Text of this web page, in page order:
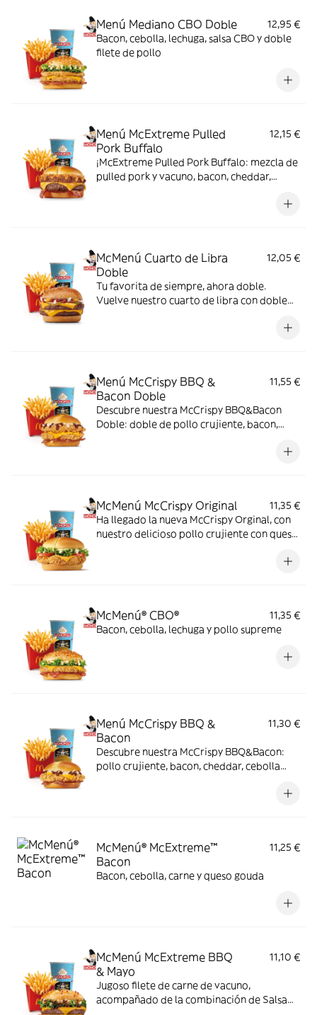
Menú Mediano CBO Doble
12,95 €
Bacon, cebolla, lechuga, salsa CBO y doble
filete de pollo
Menú McExtreme Pulled
Pork Buffalo
12,15 €
¡McExtreme Pulled Pork Buffalo: mezcla de
pulled pork y vacuno, bacon, cheddar,
McMenú Cuarto de Libra
Doble
12,05 €
Tu favorita de siempre, ahora doble.
Vuelve nuestro cuarto de libra con doble
cheddar, pepinillo, cebolla en tiras, kétchup
Menú McCrispy BBQ &
Bacon Doble
11,55 €
Descubre nuestra McCrispy BBQ&Bacon
Doble: doble de pollo crujiente, bacon,
McMenú McCrispy Original
11,35 €
Ha llegado la nueva McCrispy Orginal, con
nuestro delicioso pollo crujiente con queso
original, crujiente lechuga y tomate fresco.
McMenú® CBO®
11,35 €
Bacon, cebolla, lechuga y pollo supreme
Menú McCrispy BBQ &
Bacon
11,30 €
Descubre nuestra McCrispy BBQ&Bacon:
pollo crujiente, bacon, cheddar, cebolla
harina de trigo con copos de patata. ¡Sabor
McMenú® McExtreme™
Bacon
11,25 €
Bacon, cebolla, carne y queso gouda
McMenú McExtreme BBQ
& Mayo
11,10 €
Jugoso filete de carne de vacuno,
acompañado de la combinación de Salsa